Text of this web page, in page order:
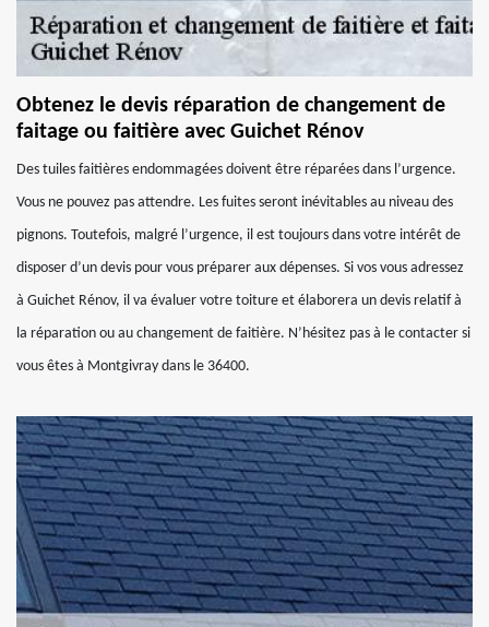
Obtenez le devis réparation de changement de
faitage ou faitière avec Guichet Rénov
Des tuiles faitières endommagées doivent être réparées dans l’urgence.
Vous ne pouvez pas attendre. Les fuites seront inévitables au niveau des
pignons. Toutefois, malgré l’urgence, il est toujours dans votre intérêt de
disposer d’un devis pour vous préparer aux dépenses. Si vos vous adressez
à Guichet Rénov, il va évaluer votre toiture et élaborera un devis relatif à
la réparation ou au changement de faitière. N’hésitez pas à le contacter si
vous êtes à Montgivray dans le 36400.